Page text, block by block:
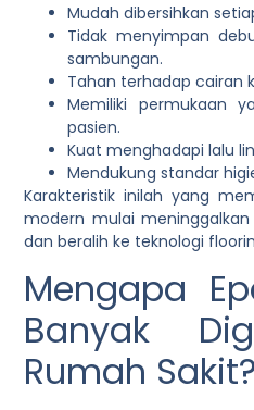
Mudah dibersihkan
Tidak menyimpan
sambungan.
Tahan terhadap cairan
Memiliki permukaan
pasien.
Kuat menghadapi lalu
Mendukung standar
Karakteristik inilah yang
modern mulai
dan beralih ke teknologi
Mengapa
Banyak
Rumah Sakit?